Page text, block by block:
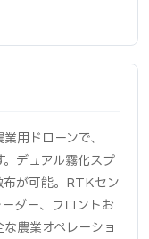
用ドローンで、
デュアル霧化スプ
布が可能。RTKセン
ダー、フロントお
農業オペレーショ